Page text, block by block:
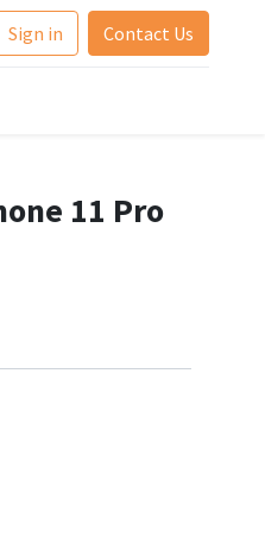
Sign in Contact Us
11 Pro